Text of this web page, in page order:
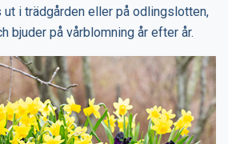
ut i trädgården eller på odlingslotten,
bjuder på vårblomning år efter år.